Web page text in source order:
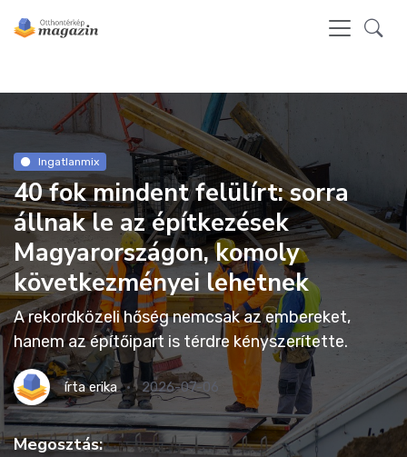
Ingatlanmix
40 fok mindent felülírt: sorra
állnak le az építkezések
Magyarországon, komoly
következményei lehetnek
A rekordközeli hőség nemcsak az embereket,
hanem az építőipart is térdre kényszerítette.
írtaerika 2026-07-06
Megosztás: